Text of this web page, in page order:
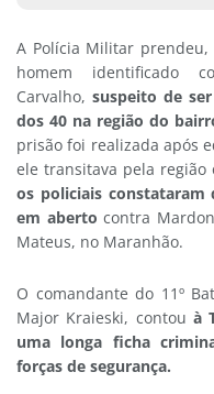
A Polícia Militar
homem identificado
Carvalho, suspeito de
dos 40 na região do
prisão foi realizada após
ele transitava pela região
os policiais constataram
em abertocontra
Mateus, no Maranhão.
O comandante do 11º
Major Kraieski, contou à
uma longa ficha
forças de segurança.